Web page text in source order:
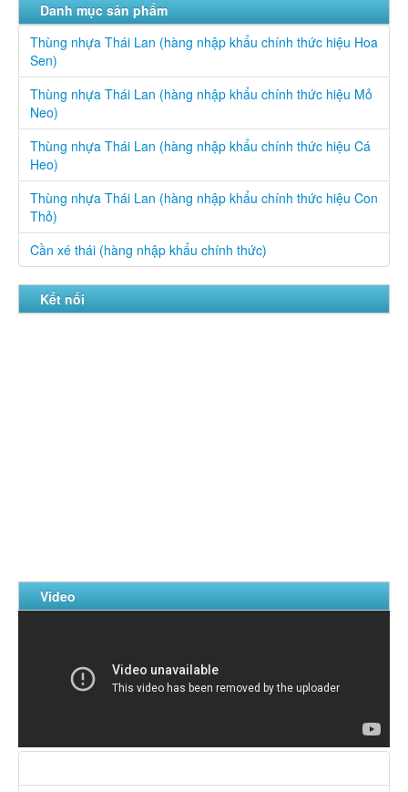
Giới thiệu
Sản phẩm
Tin tức
Liên hệ
Hotline: 0913 885 205 - 0947 550 588
Danh mục sản phẩm
Thùng nhựa Thái Lan (hàng nhập khẩu chính thức hiệu Hoa
Sen)
Thùng nhựa Thái Lan (hàng nhập khẩu chính thức hiệu Mỏ
Neo)
Thùng nhựa Thái Lan (hàng nhập khẩu chính thức hiệu Cá
Heo)
Thùng nhựa Thái Lan (hàng nhập khẩu chính thức hiệu Con
Thỏ)
Cần xé thái (hàng nhập khẩu chính thức)
Kết nối
Video